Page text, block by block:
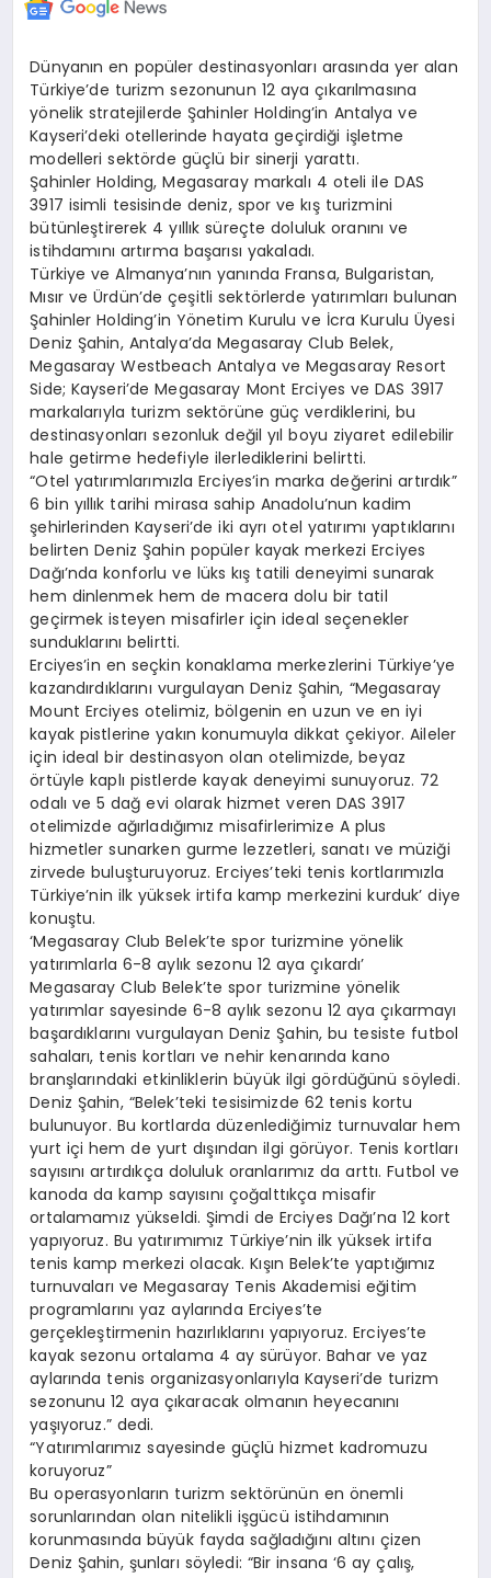
Dünyanın en popüler destinasyonları arasında yer alan
Türkiye’de turizm sezonunun 12 aya çıkarılmasına
yönelik stratejilerde Şahinler Holding’in Antalya ve
Kayseri’deki otellerinde hayata geçirdiği işletme
modelleri sektörde güçlü bir sinerji yarattı.
Şahinler Holding, Megasaray markalı 4 oteli ile DAS
3917 isimli tesisinde deniz, spor ve kış turizmini
bütünleştirerek 4 yıllık süreçte doluluk oranını ve
istihdamını artırma başarısı yakaladı.
Türkiye ve Almanya’nın yanında Fransa, Bulgaristan,
Mısır ve Ürdün’de çeşitli sektörlerde yatırımları bulunan
Şahinler Holding’in Yönetim Kurulu ve İcra Kurulu Üyesi
Deniz Şahin, Antalya’da Megasaray Club Belek,
Megasaray Westbeach Antalya ve Megasaray Resort
Side; Kayseri’de Megasaray Mont Erciyes ve DAS 3917
markalarıyla turizm sektörüne güç verdiklerini, bu
destinasyonları sezonluk değil yıl boyu ziyaret edilebilir
hale getirme hedefiyle ilerlediklerini belirtti.
“Otel yatırımlarımızla Erciyes’in marka değerini artırdık”
6 bin yıllık tarihi mirasa sahip Anadolu’nun kadim
şehirlerinden Kayseri’de iki ayrı otel yatırımı yaptıklarını
belirten Deniz Şahin popüler kayak merkezi Erciyes
Dağı’nda konforlu ve lüks kış tatili deneyimi sunarak
hem dinlenmek hem de macera dolu bir tatil
geçirmek isteyen misafirler için ideal seçenekler
sunduklarını belirtti.
Erciyes’in en seçkin konaklama merkezlerini Türkiye’ye
kazandırdıklarını vurgulayan Deniz Şahin, “Megasaray
Mount Erciyes otelimiz, bölgenin en uzun ve en iyi
kayak pistlerine yakın konumuyla dikkat çekiyor. Aileler
için ideal bir destinasyon olan otelimizde, beyaz
örtüyle kaplı pistlerde kayak deneyimi sunuyoruz. 72
odalı ve 5 dağ evi olarak hizmet veren DAS 3917
otelimizde ağırladığımız misafirlerimize A plus
hizmetler sunarken gurme lezzetleri, sanatı ve müziği
zirvede buluşturuyoruz. Erciyes’teki tenis kortlarımızla
Türkiye’nin ilk yüksek irtifa kamp merkezini kurduk’ diye
konuştu.
‘Megasaray Club Belek’te spor turizmine yönelik
yatırımlarla 6-8 aylık sezonu 12 aya çıkardı’
Megasaray Club Belek’te spor turizmine yönelik
yatırımlar sayesinde 6-8 aylık sezonu 12 aya çıkarmayı
başardıklarını vurgulayan Deniz Şahin, bu tesiste futbol
sahaları, tenis kortları ve nehir kenarında kano
branşlarındaki etkinliklerin büyük ilgi gördüğünü söyledi.
Deniz Şahin, “Belek’teki tesisimizde 62 tenis kortu
bulunuyor. Bu kortlarda düzenlediğimiz turnuvalar hem
yurt içi hem de yurt dışından ilgi görüyor. Tenis kortları
sayısını artırdıkça doluluk oranlarımız da arttı. Futbol ve
kanoda da kamp sayısını çoğalttıkça misafir
ortalamamız yükseldi. Şimdi de Erciyes Dağı’na 12 kort
yapıyoruz. Bu yatırımımız Türkiye’nin ilk yüksek irtifa
tenis kamp merkezi olacak. Kışın Belek’te yaptığımız
turnuvaları ve Megasaray Tenis Akademisi eğitim
programlarını yaz aylarında Erciyes’te
gerçekleştirmenin hazırlıklarını yapıyoruz. Erciyes’te
kayak sezonu ortalama 4 ay sürüyor. Bahar ve yaz
aylarında tenis organizasyonlarıyla Kayseri’de turizm
sezonunu 12 aya çıkaracak olmanın heyecanını
yaşıyoruz.” dedi.
“Yatırımlarımız sayesinde güçlü hizmet kadromuzu
koruyoruz”
Bu operasyonların turizm sektörünün en önemli
sorunlarından olan nitelikli işgücü istihdamının
korunmasında büyük fayda sağladığını altını çizen
Deniz Şahin, şunları söyledi: “Bir insana ‘6 ay çalış,